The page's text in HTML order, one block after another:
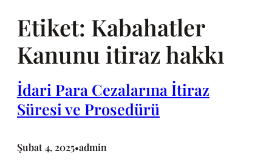
Etiket: Kabahatler
Kanunu itiraz hakkı
İdari Para Cezalarına İtiraz
Süresi ve Prosedürü
Şubat 4, 2025•admin